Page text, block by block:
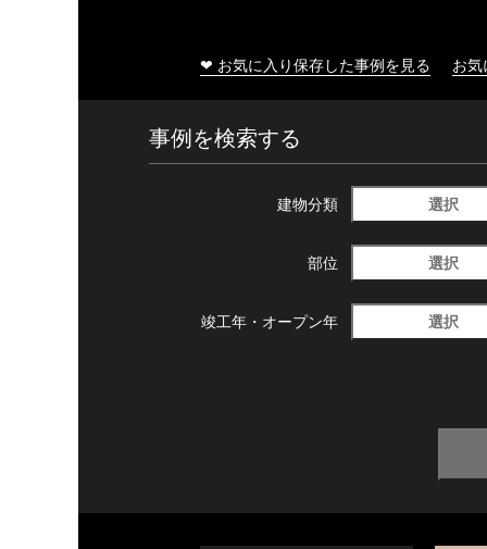
❤ お気に入り保存した事例を見る お
事例を検索する
建物分類 選択
部位 選択
竣工年・ オープン年 選択